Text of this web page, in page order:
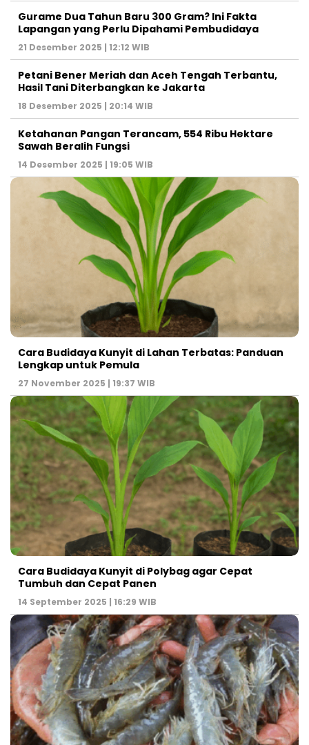
Gurame Dua Tahun Baru 300 Gram? Ini Fakta
Lapangan yang Perlu Dipahami Pembudidaya
21 Desember 2025 | 12:12 WIB
Petani Bener Meriah dan Aceh Tengah Terbantu,
Hasil Tani Diterbangkan ke Jakarta
18 Desember 2025 | 20:14 WIB
Ketahanan Pangan Terancam, 554 Ribu Hektare
Sawah Beralih Fungsi
14 Desember 2025 | 19:05 WIB
Cara Budidaya Kunyit di Lahan Terbatas: Panduan
Lengkap untuk Pemula
27 November 2025 | 19:37 WIB
Cara Budidaya Kunyit di Polybag agar Cepat
Tumbuh dan Cepat Panen
14 September 2025 | 16:29 WIB